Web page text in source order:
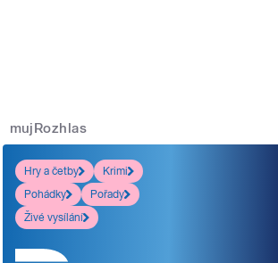
mujRozhlas
Hry a četby
Krimi
Pohádky
Pořady
Živé vysílání